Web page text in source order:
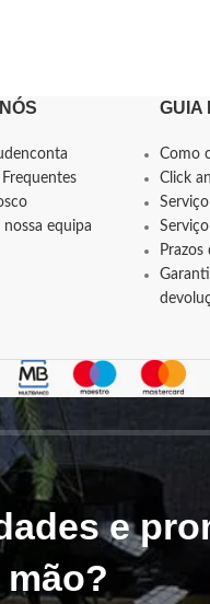
equipa
GUIA
Como
Click
Prazos
e